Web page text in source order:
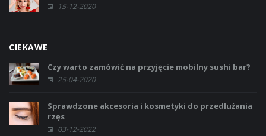
15-12-2020
CIEKAWE
Czy warto zamówić na przyjęcie mobilny sushi bar?
25-04-2020
Sprawdzone akcesoria i kosmetyki do przedłużania
rzęs
03-12-2022